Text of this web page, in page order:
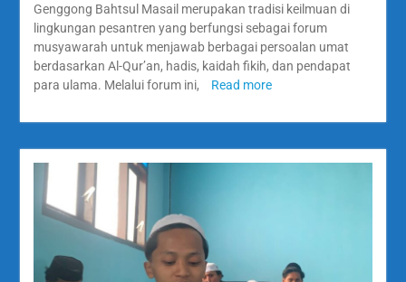
Genggong Bahtsul Masail merupakan tradisi keilmuan di
lingkungan pesantren yang berfungsi sebagai forum
musyawarah untuk menjawab berbagai persoalan umat
berdasarkan Al-Qur’an, hadis, kaidah fikih, dan pendapat
para ulama. Melalui forum ini,
Read more